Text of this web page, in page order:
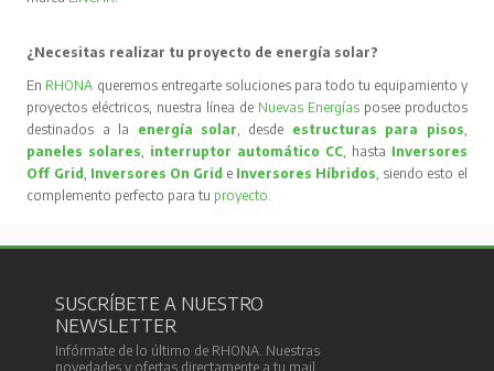
¿Necesitas realizar tu proyecto de energía solar?
En RHONA queremos entregarte soluciones para todo tu equipamiento y
proyectos eléctricos, nuestra línea de Nuevas Energíasposee productos
destinados a la energía solar, desde estructuras para pisos,
paneles solares, interruptor automático CC, hasta Inversores
Off Grid, Inversores On Grid e Inversores Híbridos, siendo esto el
complemento perfecto para tu proyecto.
SUSCRÍBETE A NUESTRO
NEWSLETTER
Infórmate de lo último de RHONA. Nuestras
novedades y ofertas directamente a tu mail.